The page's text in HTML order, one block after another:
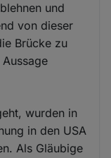
und
von dieser
Brücke zu
wurden in
in den USA
Als Gläubige